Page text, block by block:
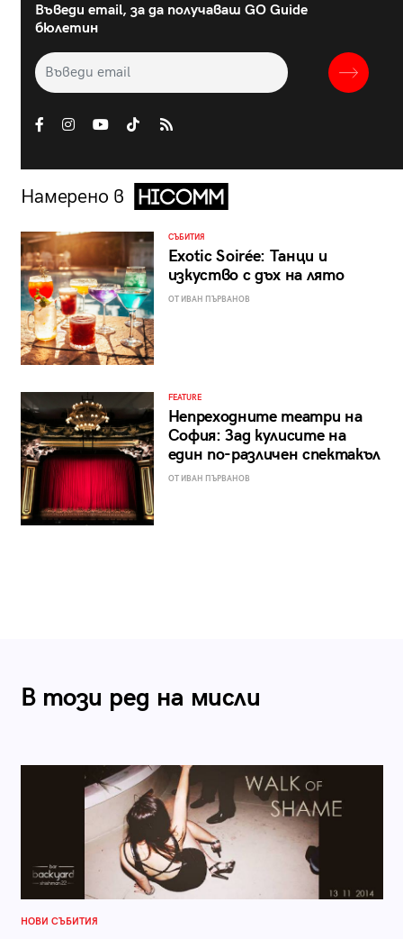
Въведи email, за да получаваш GO Guide
бюлетин
Намерено в
СЪБИТИЯ
Exotic Soirée: Танци и
изкуство с дъх на лято
ОТ ИВАН ПЪРВАНОВ
FEATURE
Непреходните театри на
София: Зад кулисите на
един по-различен спектакъл
ОТ ИВАН ПЪРВАНОВ
В този ред на мисли
НОВИ СЪБИТИЯ